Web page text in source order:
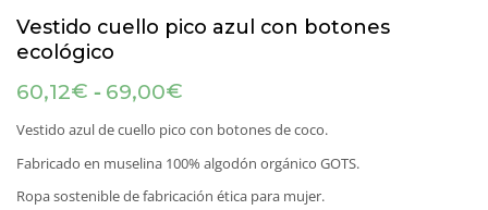
Vestido cuello pico azul con botones
ecológico
60,12€ - 69,00€
precios:
desde
60,12€
hasta
Vestido azul de cuello pico con botones de coco.
Fabricado en muselina 100% algodón orgánico GOTS.
Ropa sostenible de fabricación ética para mujer.